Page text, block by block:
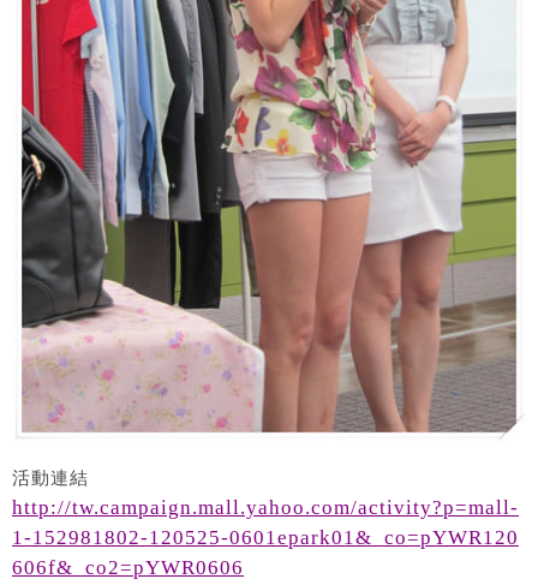
活動連結
http://tw.campaign.mall.yahoo.com/activity?p=mall-
1-152981802-120525-0601epark01&_co=pYWR120
606f&_co2=pYWR0606